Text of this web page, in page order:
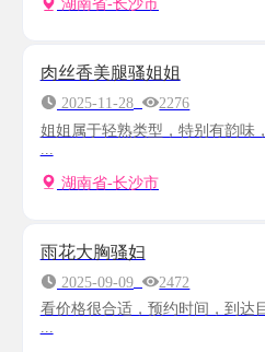
湖南省-长沙市
肉丝香美腿骚姐姐
2025-11-28
2276
姐姐属于轻熟类型，特别有韵味
湖南省-长沙市
雨花大胸骚妇
2025-09-09
2472
看价格很合适，预约时间，到达
...